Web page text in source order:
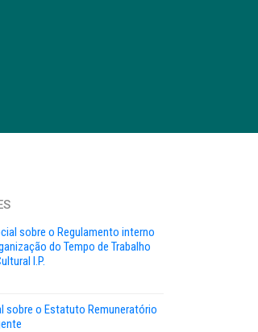
sobre o Regulamento interno
do Tempo de Trabalho
I.P.
sobre o Estatuto Remuneratório